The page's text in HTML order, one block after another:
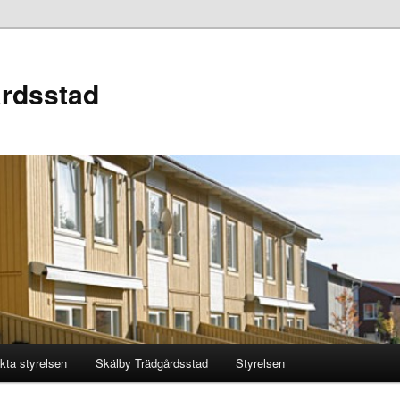
styrelsen Skälby Trädgårdsstad Styrelsen